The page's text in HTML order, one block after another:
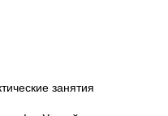
занятия